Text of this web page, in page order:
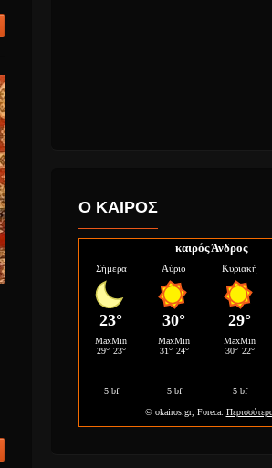
Ο ΚΑΙΡΟΣ
καιρός Άνδρος